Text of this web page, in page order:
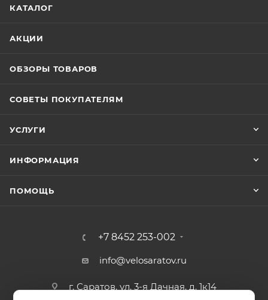
КАТАЛОГ
АКЦИИ
ОБЗОРЫ ТОВАРОВ
СОВЕТЫ ПОКУПАТЕЛЯМ
УСЛУГИ
ИНФОРМАЦИЯ
ПОМОЩЬ
+7 8452 253-002
info@velosaratov.ru
г. Саратов, ул. 3-я Дачная, д. 1к14